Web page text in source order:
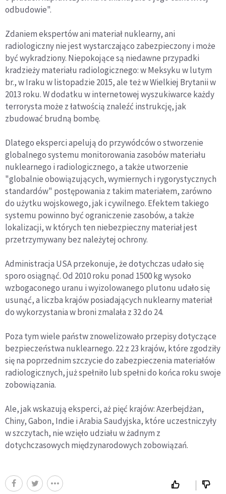
odbudowie".
Zdaniem ekspertów ani materiał nuklearny, ani
radiologiczny nie jest wystarczająco zabezpieczony i może
być wykradziony. Niepokojące są niedawne przypadki
kradzieży materiału radiologicznego: w Meksyku w lutym
br., w Iraku w listopadzie 2015, ale też w Wielkiej Brytanii w
2013 roku. W dodatku w internetowej wyszukiwarce każdy
terrorysta może z łatwością znaleźć instrukcję, jak
zbudować brudną bombę.
Dlatego eksperci apelują do przywódców o stworzenie
globalnego systemu monitorowania zasobów materiału
nuklearnego i radiologicznego, a także utworzenie
"globalnie obowiązujących, wymiernych i rygorystycznych
standardów" postępowania z takim materiałem, zarówno
do użytku wojskowego, jak i cywilnego. Efektem takiego
systemu powinno być ograniczenie zasobów, a także
lokalizacji, w których ten niebezpieczny materiał jest
przetrzymywany bez należytej ochrony.
Administracja USA przekonuje, że dotychczas udało się
sporo osiągnąć. Od 2010 roku ponad 1500 kg wysoko
wzbogaconego uranu i wyizolowanego plutonu udało się
usunąć, a liczba krajów posiadających nuklearny materiał
do wykorzystania w broni zmalała z 32 do 24.
Poza tym wiele państw znowelizowało przepisy dotyczące
bezpieczeństwa nuklearnego. 22 z 23 krajów, które zgodziły
się na poprzednim szczycie do zabezpieczenia materiałów
radiologicznych, już spełniło lub spełni do końca roku swoje
zobowiązania.
Ale, jak wskazują eksperci, aż pięć krajów: Azerbejdżan,
Chiny, Gabon, Indie i Arabia Saudyjska, które uczestniczyły
w szczytach, nie wzięło udziału w żadnym z
dotychczasowych międzynarodowych zobowiązań.